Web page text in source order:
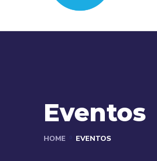
Eventos
HOME EVENTOS